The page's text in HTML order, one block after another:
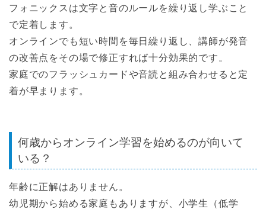
フォニックスは文字と音のルールを繰り返し学ぶこと
で定着します。
オンラインでも短い時間を毎日繰り返し、講師が発音
の改善点をその場で修正すれば十分効果的です。
家庭でのフラッシュカードや音読と組み合わせると定
着が早まります。
何歳からオンライン学習を始めるのが向いて
いる？
年齢に正解はありません。
幼児期から始める家庭もありますが、小学生（低学